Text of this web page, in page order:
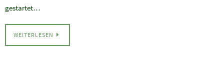
gestartet…
WEITERLESEN